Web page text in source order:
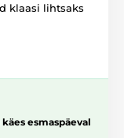
klaasi lihtsaks
esmaspäeval